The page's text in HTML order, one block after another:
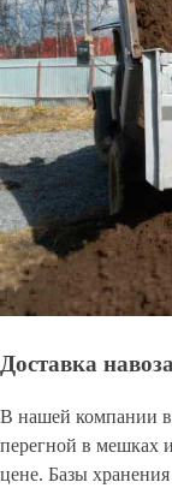
Доставка
В нашей компании
перегной в мешках
цене. Базы